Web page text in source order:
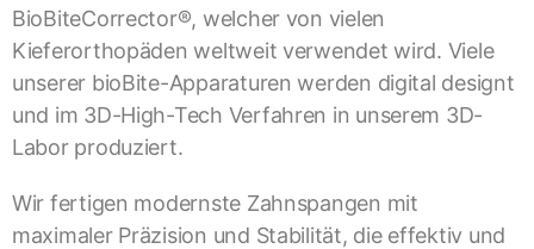
BioBiteCorrector®, welcher von vielen
Kieferorthopäden weltweit verwendet wird. Viele
unserer bioBite-Apparaturen werden digital designt
und im 3D-High-Tech Verfahren in unserem 3D-
Labor produziert.
Wir fertigen modernste Zahnspangen mit
maximaler Präzision und Stabilität, die effektiv und